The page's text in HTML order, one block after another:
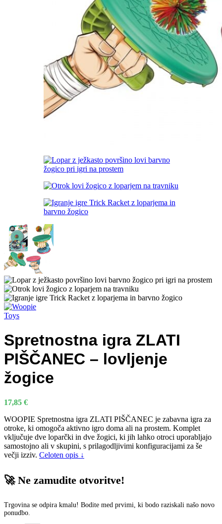
Spretnostna igra ZLATI
PIŠČANEC – lovljenje
žogice
17,85 €
WOOPIE Spretnostna igra ZLATI PIŠČANEC je zabavna igra za
otroke, ki omogoča aktivno igro doma ali na prostem. Komplet
vključuje dve loparčki in dve žogici, ki jih lahko otroci uporabljajo
samostojno ali v skupini, s prilagodljivimi konfiguracijami za še
večji izziv. Celoten opis ↓
🚀 Ne zamudite otvoritve!
Trgovina se odpira kmalu! Bodite med prvimi, ki bodo raziskali našo novo
ponudbo.